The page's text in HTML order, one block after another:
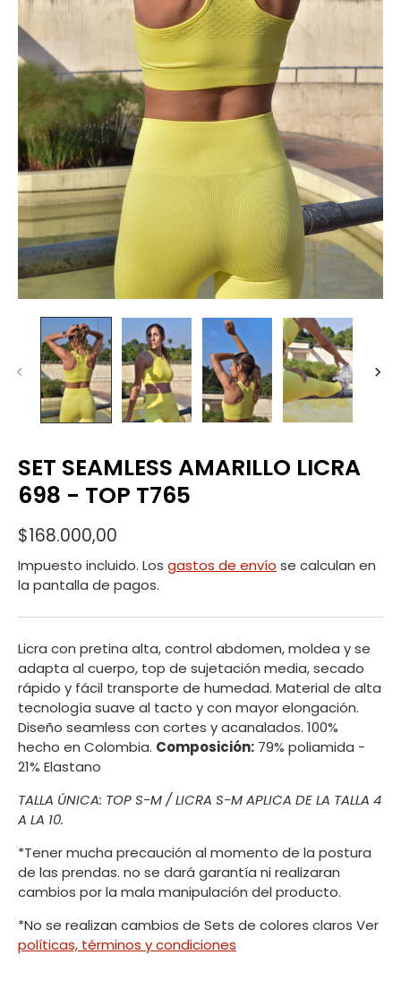
SET SEAMLESS AMARILLO LICRA
698 - TOP T765
$168.000,00
Impuesto incluido. Los gastos de envío se calculan en
la pantalla de pagos.
Licra con pretina alta, control abdomen, moldea y se
adapta al cuerpo, top de sujetación media, secado
rápido y fácil transporte de humedad. Material de alta
tecnología suave al tacto y con mayor elongación.
Diseño seamless con cortes y acanalados. 100%
hecho en Colombia. Composición: 79% poliamida -
21% Elastano
TALLA ÚNICA: TOP S-M /LICRA S-M APLICA DE LA TALLA 4
A LA 10.
*Tener mucha precaución al momento de la postura
de las prendas. no se dará garantía ni realizaran
cambios por la mala manipulación del producto.
*No se realizan cambios de Sets de colores claros Ver
políticas, términos y condiciones